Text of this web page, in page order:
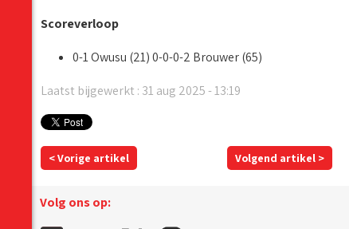
Scoreverloop
0-1 Owusu (21) 0-0-0-2 Brouwer (65)
Laatst bijgewerkt : 31 aug 2025 - 13:19
< Vorige artikel Volgend artikel >
Volg ons op: